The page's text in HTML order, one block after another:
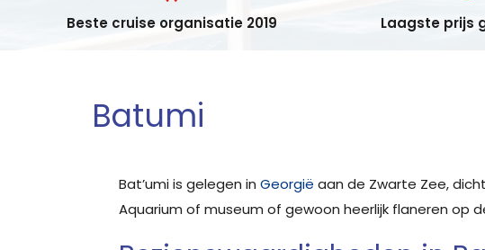
Beste cruise organisatie 2019 Laagste prijs
Batumi
Bat’umi is gelegen in Georgië aan de Zwarte Zee,
Aquarium of museum of gewoon heerlijk flaneren op